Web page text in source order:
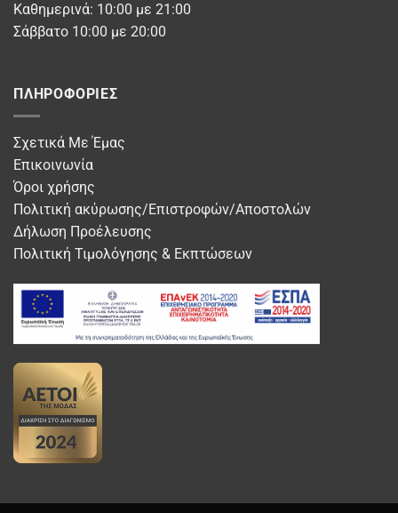
Καθημερινά: 10:00 με 21:00
Σάββατο 10:00 με 20:00
ΠΛΗΡΟΦΟΡΊΕΣ
Σχετικά Με Έμας
Επικοινωνία
Όροι χρήσης
Πολιτική ακύρωσης/Επιστροφών/Αποστολών
Δήλωση Προέλευσης
Πολιτική Τιμολόγησης & Εκπτώσεων